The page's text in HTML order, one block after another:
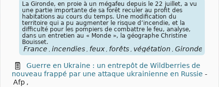
La Gironde, en proie à un mégafeu depuis le 22 juillet, a vu
une partie importante de sa forêt reculer au profit des
habitations au cours du temps. Une modification du
territoire qui a pu augmenter le risque d’incendie, et la
difficulté pour les pompiers de combattre le feu, analyse,
dans un entretien au « Monde », la géographe Christine
Bouisset.
France incendies feux forêts végétation Gironde
Guerre en Ukraine : un entrepôt de Wildberries de
nouveau frappé par une attaque ukrainienne en Russie -
Afp ,